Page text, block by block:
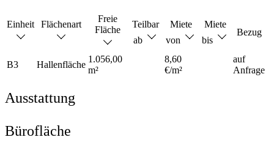
Einheit Flächenart
Freie
Fläche
Teilbar
ab
Miete
von
Miete
bis
Bezug
B3 Hallenfläche
1.056,00
m²
8,60
€/m²
auf
Anfrage
Ausstattung
Bürofläche